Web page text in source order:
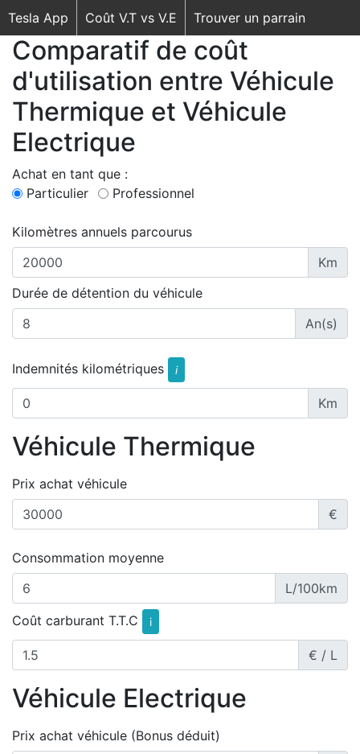
Tesla App Coût V.T vs V.E Trouver un parrain
Comparatif de coût
d'utilisation entre Véhicule
Thermique et Véhicule
Electrique
Achat en tant que :
Particulier
Professionnel
Kilomètres annuels parcourus
Km
Durée de détention du véhicule
An(s)
Indemnités kilométriques i
Km
Véhicule Thermique
Prix achat véhicule
€
Consommation moyenne
L/100km
Coût carburant T.T.C
i
€ / L
Véhicule Electrique
Prix achat véhicule (Bonus déduit)